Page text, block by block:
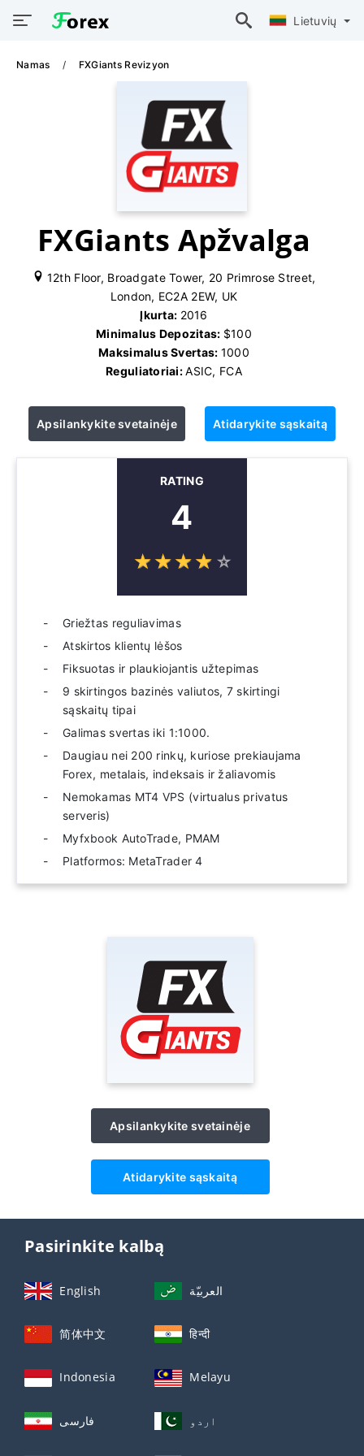
Lietuvių
Namas FXGiants Revizyon
FXGiants Apžvalga
12th Floor, Broadgate Tower, 20 Primrose Street,
London, EC2A 2EW, UK
Įkurta: 2016
Minimalus Depozitas: $100
Maksimalus Svertas: 1000
Reguliatoriai:ASIC, FCA
Apsilankykite svetainėje Atidarykite sąskaitą
RATING
4
☆☆☆☆ ☆
★★★★ ★
Griežtas reguliavimas
Atskirtos klientų lėšos
Fiksuotas ir plaukiojantis užtepimas
9 skirtingos bazinės valiutos, 7 skirtingi
sąskaitų tipai
Galimas svertas iki 1:1000.
Daugiau nei 200 rinkų, kuriose prekiaujama
Forex, metalais, indeksais ir žaliavomis
Nemokamas MT4 VPS (virtualus privatus
serveris)
Myfxbook AutoTrade, PMAM
Platformos: MetaTrader 4
Apsilankykite svetainėje
Atidarykite sąskaitą
Pasirinkite kalbą
English العربيّة
简体中文 हिन्दी
Indonesia Melayu
فارسی اردو